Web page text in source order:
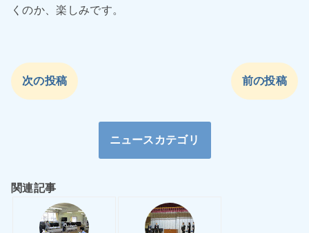
くのか、楽しみです。
次の投稿 前の投稿
ニュースカテゴリ
関連記事